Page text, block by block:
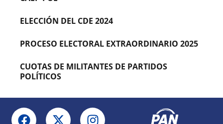
ELECCIÓN DEL CDE 2024
PROCESO ELECTORAL EXTRAORDINARIO 2025
CUOTAS DE MILITANTES DE PARTIDOS
POLÍTICOS